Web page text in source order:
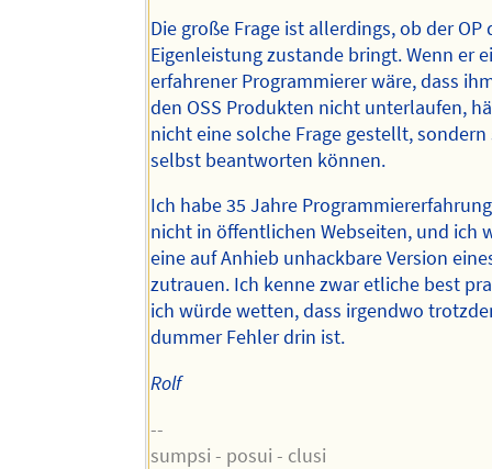
Die große Frage ist allerdings, ob der OP
Eigenleistung zustande bringt. Wenn er
erfahrener Programmierer wäre, dass
den OSS Produkten nicht unterlaufen,
nicht eine solche Frage gestellt, sondern
selbst beantworten können.
Ich habe 35 Jahre
nicht in öffentlichen Webseiten, und ich
eine auf Anhieb unhackbare Version
zutrauen. Ich kenne zwar etliche best
ich würde wetten, dass irgendwo
dummer Fehler drin ist.
Rolf
--
sumpsi - posui - clusi